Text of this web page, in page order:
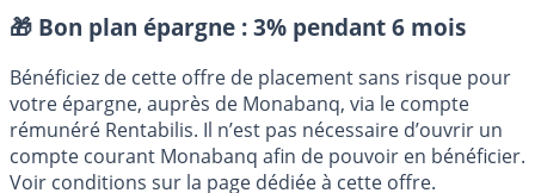
Placement sans risque
🎁 Bon plan épargne : 3% pendant 6 mois
Bénéficiez de cette offre de placement sans risque pour
votre épargne, auprès de Monabanq, via le compte
rémunéré Rentabilis. Il n’est pas nécessaire d’ouvrir un